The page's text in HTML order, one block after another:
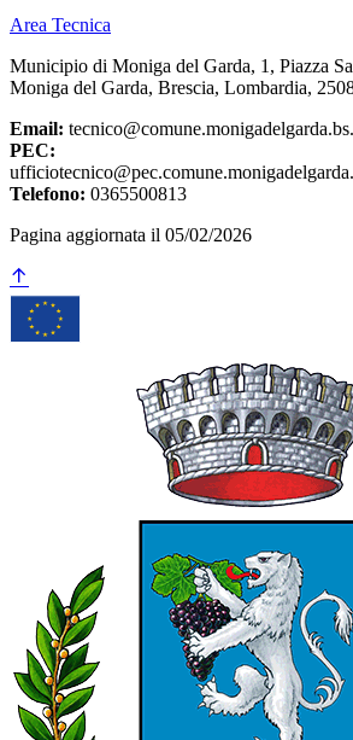
Area Tecnica
Municipio di Moniga del Garda, 1, Piazza
Moniga del Garda, Brescia, Lombardia,
Email:
PEC:
Telefono: 0365500813
Pagina aggiornata il 05/02/2026